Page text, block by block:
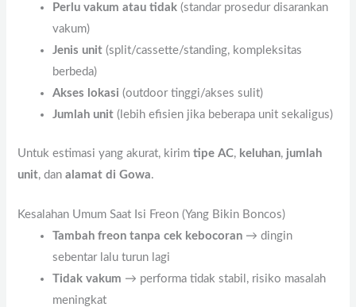
Perlu vakum atau tidak (standar prosedur disarankan
vakum)
Jenis unit (split/cassette/standing, kompleksitas
berbeda)
Akses lokasi (outdoor tinggi/akses sulit)
Jumlah unit (lebih efisien jika beberapa unit sekaligus)
Untuk estimasi yang akurat, kirimtipe AC, keluhan, jumlah
unit, danalamat di Gowa.
Kesalahan Umum Saat Isi Freon (Yang Bikin Boncos)
Tambah freon tanpa cek kebocoran → dingin
sebentar lalu turun lagi
Tidak vakum → performa tidak stabil, risiko masalah
meningkat